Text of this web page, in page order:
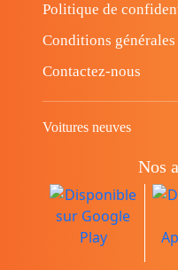
Politique de
Conditions générales
Contactez-nous
Voitures neuves
Nos